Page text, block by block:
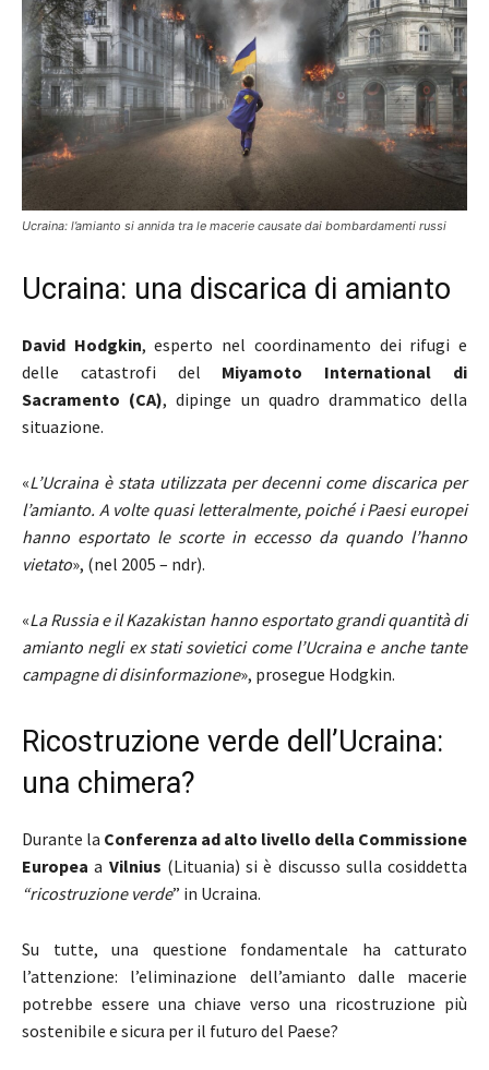
Ucraina: l’amianto si annida tra le macerie causate dai bombardamenti russi
Ucraina: una discarica di amianto
David Hodgkin, esperto nel coordinamento dei rifugi e
delle catastrofi del Miyamoto International di
Sacramento (CA), dipinge un quadro drammatico della
situazione.
«L’Ucraina è stata utilizzata per decenni come discarica per
l’amianto. A volte quasi letteralmente, poiché i Paesi europei
hanno esportato le scorte in eccesso da quando l’hanno
vietato», (nel 2005 – ndr).
«La Russia e il Kazakistan hanno esportato grandi quantità di
amianto negli ex stati sovietici come l’Ucraina e anche tante
campagne di disinformazione», prosegue Hodgkin.
Ricostruzione verde dell’Ucraina:
una chimera?
Durante la Conferenza ad alto livello della Commissione
Europea a Vilnius (Lituania) si è discusso sulla cosiddetta
“ricostruzione verde” in Ucraina.
Su tutte, una questione fondamentale ha catturato
l’attenzione: l’eliminazione dell’amianto dalle macerie
potrebbe essere una chiave verso una ricostruzione più
sostenibile e sicura per il futuro del Paese?